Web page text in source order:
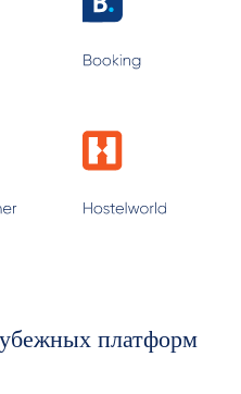
зарубежных
платформ